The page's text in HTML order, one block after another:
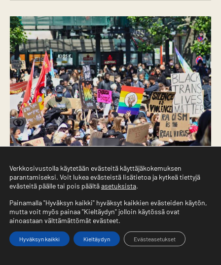
Breaking Bad -sarjan pääosaa, ”Heisenbergiä”
näyttelevä Bryan Cranston sanoi äskettäin
Angeles Times–lehdelle, että Black Lives
Matter -protestien jälkeen hän on vihdoin
”valkosokeutensa”.
Verkkosivustolla käytetään evästeitä käyttäjäkokemuksen
parantamiseksi. Voit lukea evästeistä lisätietoa ja kytkeä tiettyjä
evästeitä päälle tai pois päältäasetuksista.
Painamalla "Hyväksyn kaikki" hyväksyt kaikkien evästeiden käytön,
mutta voit myös painaa "Kieltäydyn" jolloin käytössä ovat
ainoastaan välttämättömät evästeet.
Hyväksyn kaikki Kieltäydyn Evästeasetukset